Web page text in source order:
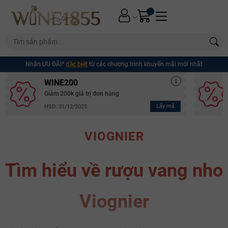
Nhận ƯU ĐÃI* đặc biệt từ các chương trình khuyến mãi mới nhất
WINE200
Giảm 200k giá trị đơn hàng
HSD: 31/12/2025 Lấy mã
VIOGNIER
Tìm hiểu về rượu vang nho
Viognier